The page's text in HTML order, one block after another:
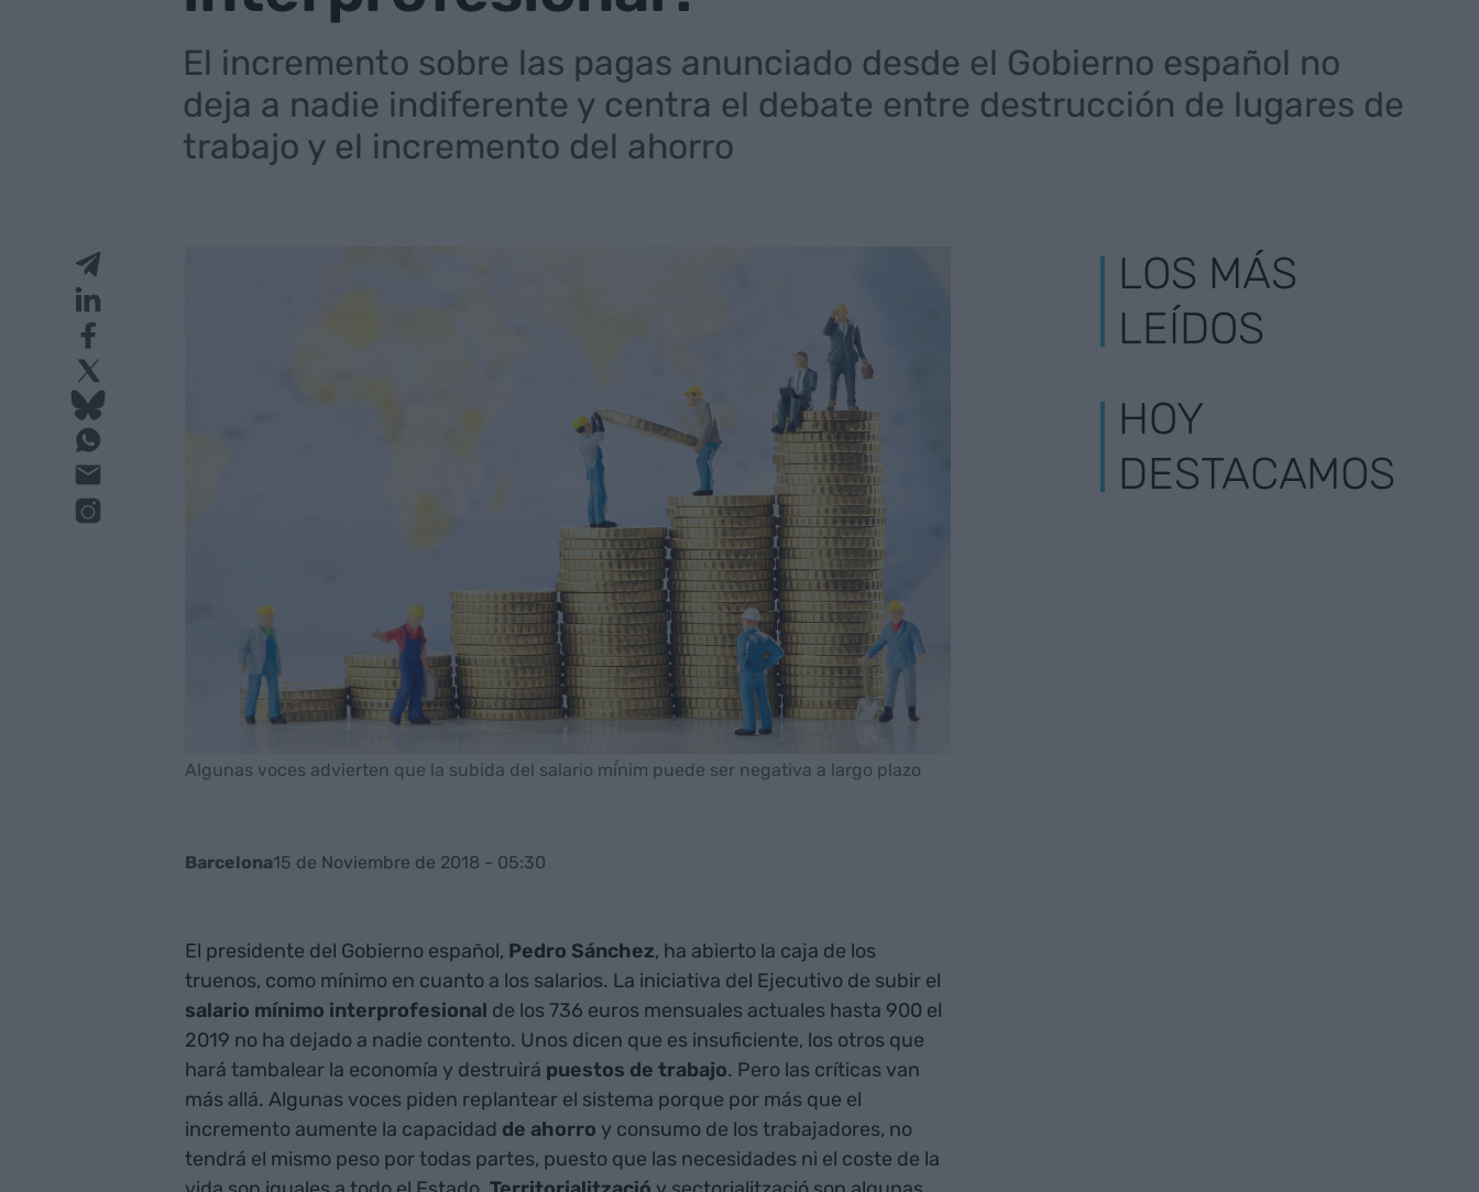
El incremento sobre las pagas anunciado desde el Gobierno español no
deja a nadie indiferente y centra el debate entre destrucción de lugares de
trabajo y el incremento del ahorro
Algunas voces advierten que la subida del salario mí́nim puede ser negativa a largo plazo
Barcelona15 de Noviembre de 2018 - 05:30
El presidente del Gobierno español, Pedro Sánchez, ha abierto la caja de los
truenos, como mínimo en cuanto a los salarios. La iniciativa del Ejecutivo de subir el
salario mínimo interprofesional de los 736 euros mensuales actuales hasta 900 el
2019 no ha dejado a nadie contento. Unos dicen que es insuficiente, los otros que
hará tambalear la economía y destruirá puestos de trabajo. Pero las críticas van
más allá. Algunas voces piden replantear el sistema porque por más que el
incremento aumente la capacidad de ahorro y consumo de los trabajadores, no
tendrá el mismo peso por todas partes, puesto que las necesidades ni el coste de la
LOS MÁS
LEÍDOS
HOY
DESTACAMOS